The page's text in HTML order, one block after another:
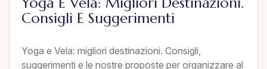
Consigli E Suggerimenti
Yoga e Vela: migliori destinazioni. Consigli,
suggerimenti e le nostre proposte per organizzare al